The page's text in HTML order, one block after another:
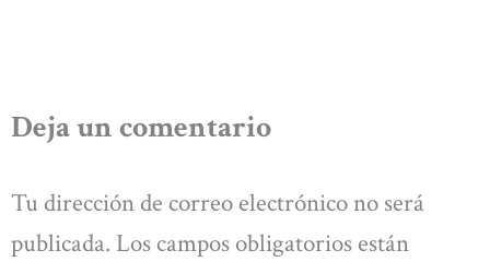
Deja un comentario
Tu dirección de correo electrónico no será
publicada. Los campos obligatorios están